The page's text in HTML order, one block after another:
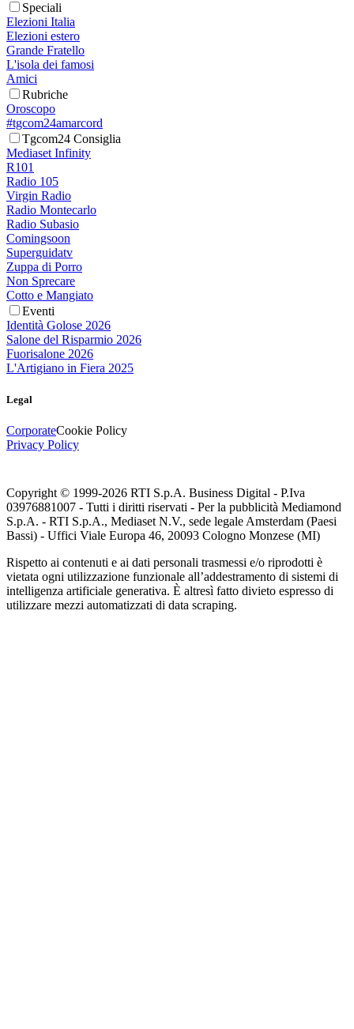
Speciali
Elezioni Italia
Elezioni estero
Grande Fratello
L'isola dei famosi
Amici
Rubriche
Oroscopo
#tgcom24amarcord
Tgcom24 Consiglia
Mediaset Infinity
R101
Radio 105
Virgin Radio
Radio Montecarlo
Radio Subasio
Comingsoon
Superguidatv
Zuppa di Porro
Non Sprecare
Cotto e Mangiato
Eventi
Identità Golose 2026
Salone del Risparmio 2026
Fuorisalone 2026
L'Artigiano in Fiera 2025
Legal
CorporateCookie Policy
Privacy Policy
Copyright © 1999-2026 RTI S.p.A. Business Digital - P.Iva
03976881007 - Tutti i diritti riservati - Per la pubblicità Mediamond
S.p.A. - RTI S.p.A., Mediaset N.V., sede legale Amsterdam (Paesi
Bassi) - Uffici Viale Europa 46, 20093 Cologno Monzese (MI)
Rispetto ai contenuti e ai dati personali trasmessi e/o riprodotti è
vietata ogni utilizzazione funzionale all’addestramento di sistemi di
intelligenza artificiale generativa. È altresì fatto divieto espresso di
utilizzare mezzi automatizzati di data scraping.